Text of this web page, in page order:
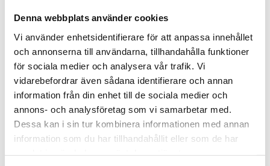
Denna webbplats använder cookies
Vi använder enhetsidentifierare för att anpassa innehållet
och annonserna till användarna, tillhandahålla funktioner
för sociala medier och analysera vår trafik. Vi
vidarebefordrar även sådana identifierare och annan
information från din enhet till de sociala medier och
annons- och analysföretag som vi samarbetar med.
Dessa kan i sin tur kombinera informationen med annan
information som du har tillhandahållit eller som de har
strömmatningen till enskilda portar direkt från mobilen
Mer om produkten:EnGenius ECS1112FP Cloud
Managed Gigabit PoE++ Switch
STÄLL EN FRÅGA OM PRODUKTEN
Viktigaste egenskaper
Kort teknisk
sammanfattning I paketet